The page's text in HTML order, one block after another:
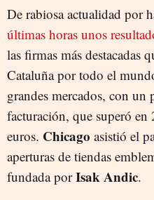
De rabiosa actualidad por
últimas horas unos
las firmas más destacadas
Cataluña por todo el
grandes mercados, con un
facturación, que superó
euros. Chicago asistió el
aperturas de tiendas
fundada porIsak Andic.